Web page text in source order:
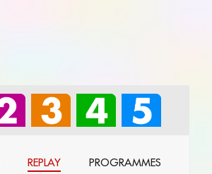
REPLAY PROGRAMMES